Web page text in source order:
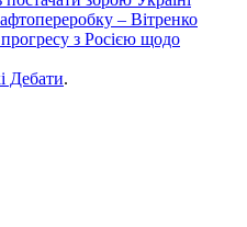
– Вітренко
з Росією щодо
Дебати.